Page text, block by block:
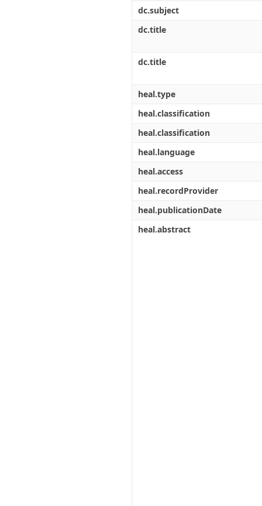
dc.subject
dc.title
dc.title
heal.type
heal.classification
heal.classification
heal.language
heal.access
heal.recordProvider
heal.publicationDate
heal.abstract